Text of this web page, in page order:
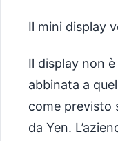
Il mini display
Il display non
abbinata a
come previsto
da Yen.